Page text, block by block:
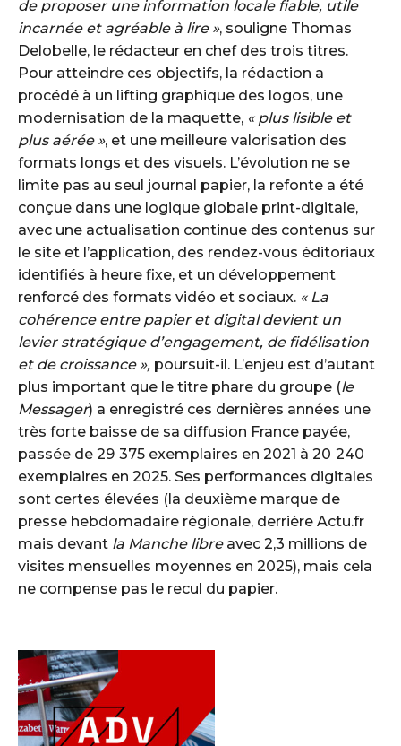
de proposer une information locale fiable, utile
incarnée et agréable à lire », souligne Thomas
Delobelle, le rédacteur en chef des trois titres.
Pour atteindre ces objectifs, la rédaction a
procédé à un lifting graphique des logos, une
modernisation de la maquette, « plus lisible et
plus aérée », et une meilleure valorisation des
formats longs et des visuels. L’évolution ne se
limite pas au seul journal papier, la refonte a été
conçue dans une logique globale print-digitale,
avec une actualisation continue des contenus sur
le site et l’application, des rendez-vous éditoriaux
identifiés à heure fixe, et un développement
renforcé des formats vidéo et sociaux. « La
cohérence entre papier et digital devient un
levier stratégique d’engagement, de fidélisation
et de croissance », poursuit-il. L’enjeu est d’autant
plus important que le titre phare du groupe (le
Messager) a enregistré ces dernières années une
très forte baisse de sa diffusion France payée,
passée de 29 375 exemplaires en 2021 à 20 240
exemplaires en 2025. Ses performances digitales
sont certes élevées (la deuxième marque de
presse hebdomadaire régionale, derrière Actu.fr
mais devant la Manche libreavec 2,3 millions de
visites mensuelles moyennes en 2025), mais cela
ne compense pas le recul du papier.